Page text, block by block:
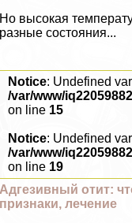
Но высокая
разные состояния...
Notice: Undefined
/var/www/
on line 15
Notice: Undefined
/var/www/
on line 19
Адгезивный отит:
признаки, лечение